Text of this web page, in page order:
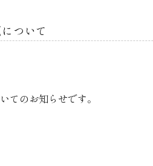
ついて
のお知らせです。